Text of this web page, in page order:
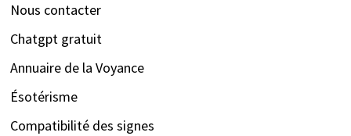
Nous contacter
Chatgpt gratuit
Annuaire de la Voyance
Ésotérisme
Compatibilité des signes